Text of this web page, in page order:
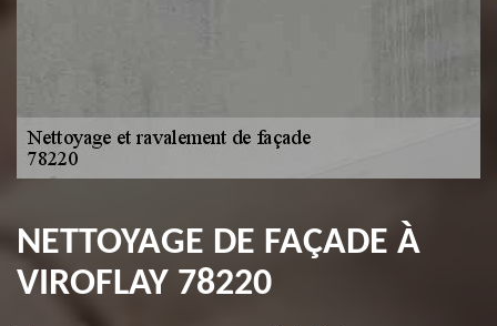
NETTOYAGE DE FAÇADE À
VIROFLAY 78220